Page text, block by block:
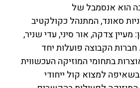
הוא אנסמבל של
סאונד, המתנהל כקולקטיב
מעיין צדקה, אור סיני, עדי שניר,
חברות הקבוצה פועלות יחד
בתחומי המוזיקה העכשווית
למצוא קול ייחודי